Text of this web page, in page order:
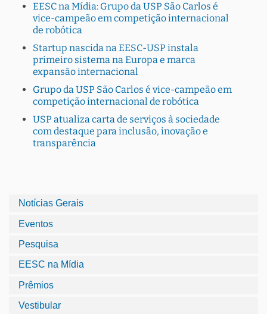
EESC na Mídia: Grupo da USP São Carlos é
vice-campeão em competição internacional
de robótica
Startup nascida na EESC-USP instala
primeiro sistema na Europa e marca
expansão internacional
Grupo da USP São Carlos é vice-campeão em
competição internacional de robótica
USP atualiza carta de serviços à sociedade
com destaque para inclusão, inovação e
transparência
Notícias Gerais
Eventos
Pesquisa
EESC na Mídia
Prêmios
Vestibular